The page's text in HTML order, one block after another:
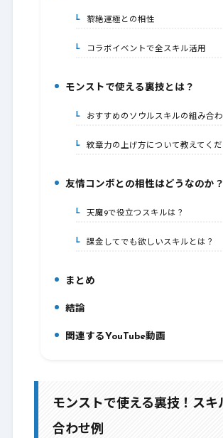
4-1.黎絶運極との相性
4-2.コラボイベントで全スキル活用
モンストで使える裏技とは？
5-1.おすすめのソウルスキルの組み合わ
5-2.紋章力の上げ方について教えてくだ
6.友情コンボとの相性はどうなのか？
6-1.天魔9で役立つスキルは？
6-2.課金してでも欲しいスキルとは？
まとめ
8.結論
9.関連するYouTube動画
モンストで使える裏技！スキ
合わせ例